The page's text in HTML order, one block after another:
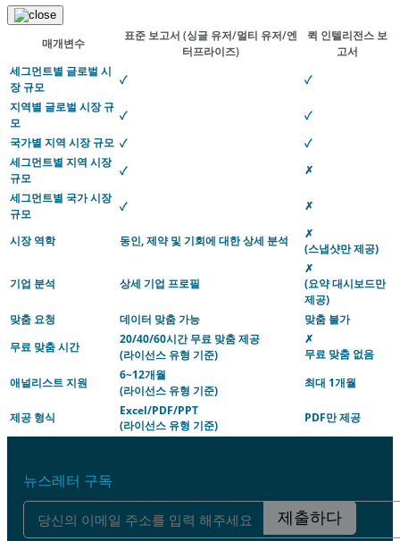
매개변수
표준 보고서 (싱글 유저/멀티 유저/엔
터프라이즈)
퀵 인텔리전스 보
고서
세그먼트별 글로벌 시
장 규모
✓
✓
지역별 글로벌 시장 규
모
✓
✓
국가별 지역 시장 규모 ✓
✓
세그먼트별 지역 시장
규모
✓
✗
세그먼트별 국가 시장
규모
✓ ✗
시장 역학 동인, 제약 및 기회에 대한 상세 분석
✗
(스냅샷만 제공)
기업 분석 상세 기업 프로필
✗
(요약 대시보드만
제공)
맞춤 요청
데이터 맞춤 가능
맞춤 불가
무료 맞춤 시간
20/40/60시간 무료 맞춤 제공
(라이선스 유형 기준)
✗
무료 맞춤 없음
애널리스트 지원
6~12개월
(라이선스 유형 기준)
최대 1개월
제공 형식
Excel/PDF/PPT
(라이선스 유형 기준)
PDF만 제공
뉴스레터 구독
제출하다